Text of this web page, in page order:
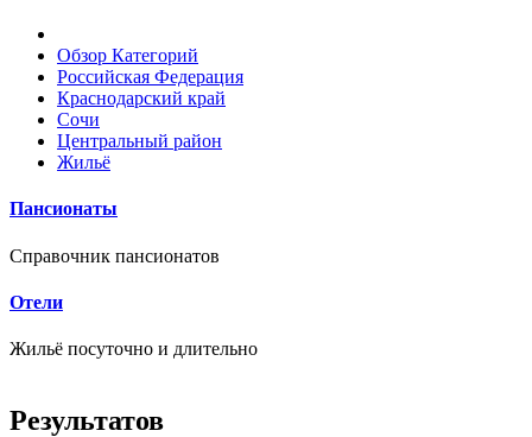
Обзор Категорий
Российская Федерация
Краснодарский край
Сочи
Центральный район
Жильё
Пансионаты
Справочник пансионатов
Отели
Жильё посуточно и длительно
Результатов